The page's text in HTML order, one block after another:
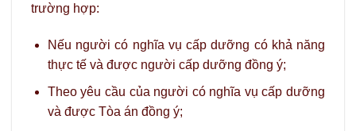
trường hợp:
Nếu người có nghĩa vụ cấp dưỡng có khả năng
thực tế và được người cấp dưỡng đồng ý;
Theo yêu cầu của người có nghĩa vụ cấp dưỡng
và được Tòa án đồng ý;